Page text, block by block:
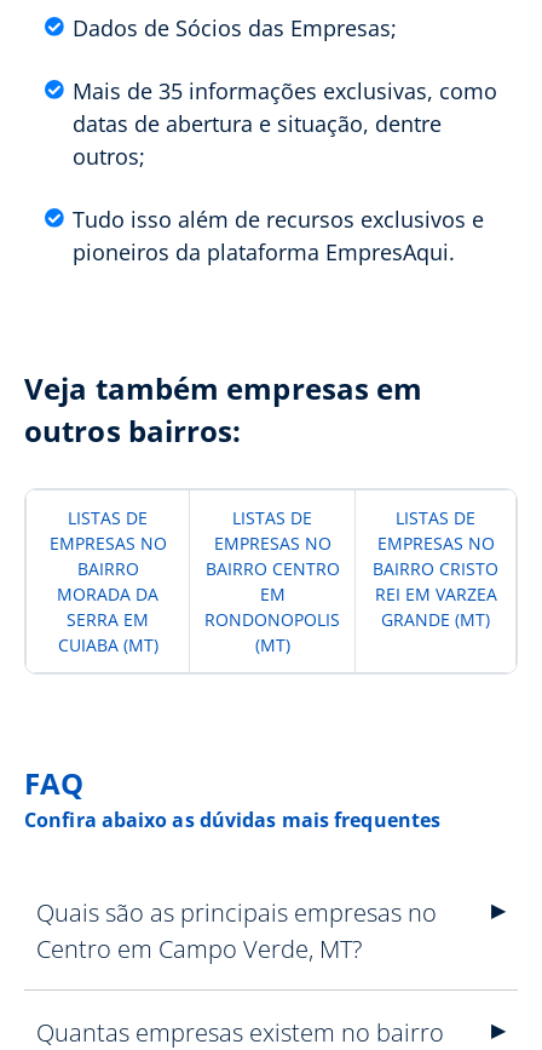
Dados de Sócios das Empresas;
Mais de 35 informações exclusivas, como
datas de abertura e situação, dentre
outros;
Tudo isso além de recursos exclusivos e
pioneiros da plataforma EmpresAqui.
Veja também empresas em
outros bairros:
LISTAS DE
EMPRESAS NO
BAIRRO
MORADA DA
SERRA EM
CUIABA (MT)
LISTAS DE
EMPRESAS NO
BAIRRO CENTRO
EM
RONDONOPOLIS
(MT)
LISTAS DE
EMPRESAS NO
BAIRRO CRISTO
REI EM VARZEA
GRANDE (MT)
FAQ
Confira abaixo as dúvidas mais frequentes
Quais são as principais empresas no
Centro em Campo Verde, MT?
Quantas empresas existem no bairro